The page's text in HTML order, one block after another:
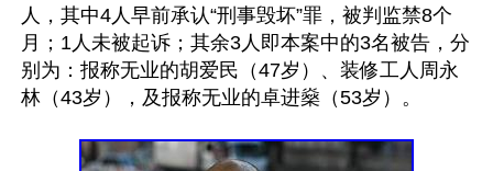
人，其中4人早前承认“刑事毁坏”罪，被判监禁8个
月；1人未被起诉；其余3人即本案中的3名被告，分
别为：报称无业的胡爱民（47岁）、装修工人周永